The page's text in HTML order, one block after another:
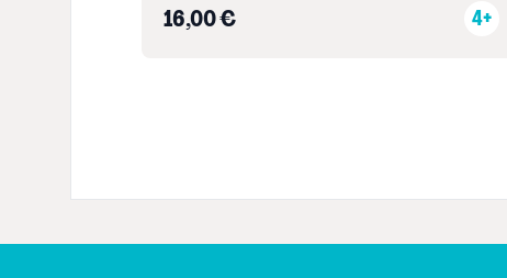
16,00 € 4+